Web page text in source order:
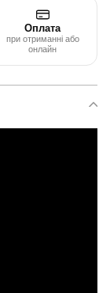
Оплата
при отриманні або
онлайн